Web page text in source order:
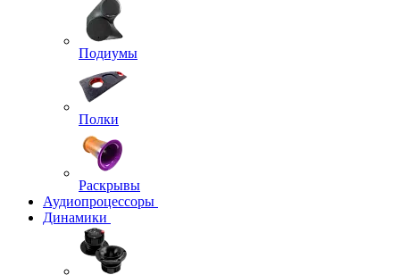
Подиумы
Полки
Раскрывы
Аудиопроцессоры
Динамики